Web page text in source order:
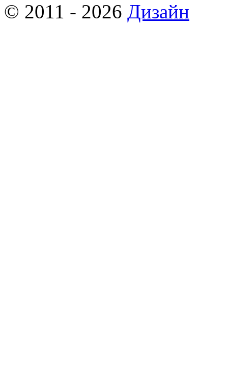
© 2011 - 2026 Дизайн